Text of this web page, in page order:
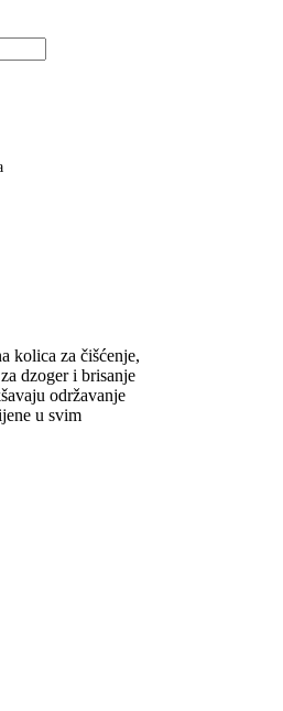
kolica za čišćenje,
dzoger i brisanje
održavanje
u svim